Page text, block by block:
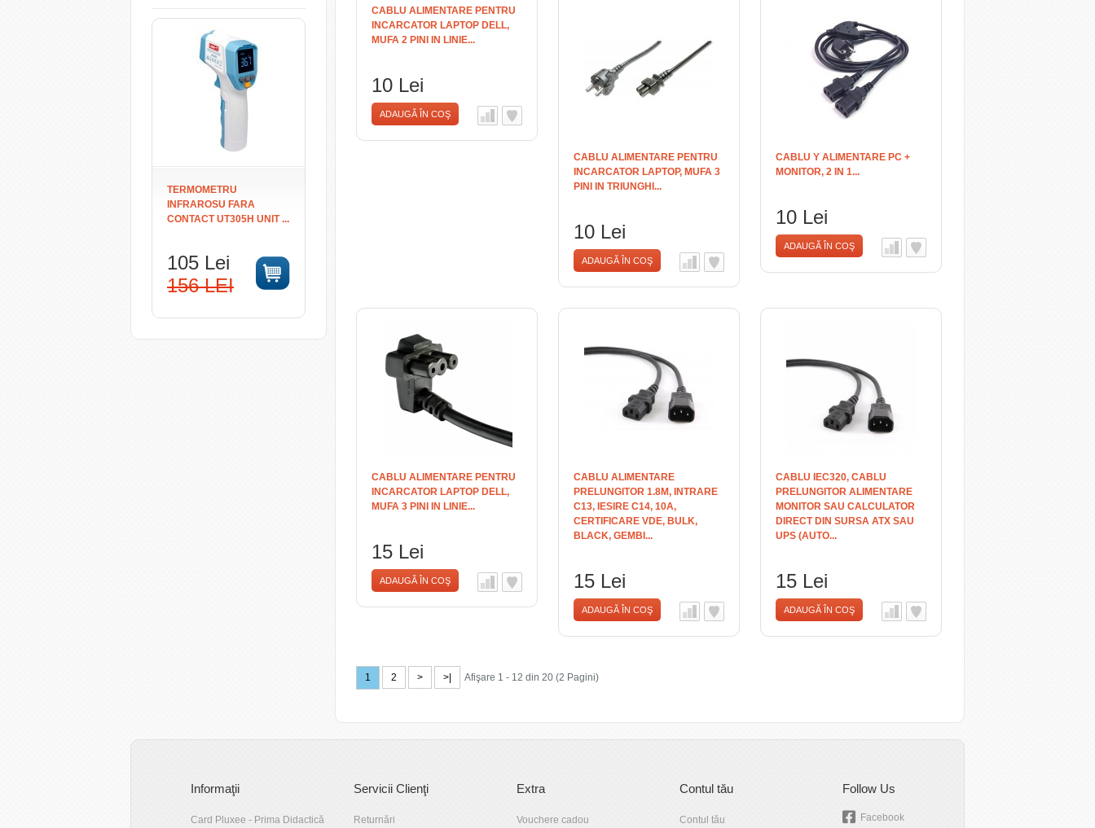
TERMOMETRU
INFRAROSU FARA
CONTACT UT305H UNIT ...
105 Lei
156 LEI
CABLU ALIMENTARE PENTRU
INCARCATOR LAPTOP DELL,
MUFA 2 PINI IN LINIE...
10 Lei
ADAUGĂ ÎN COŞ
CABLU ALIMENTARE PENTRU
INCARCATOR LAPTOP, MUFA 3
PINI IN TRIUNGHI...
10 Lei
ADAUGĂ ÎN COŞ
CABLU Y ALIMENTARE PC +
MONITOR, 2 IN 1...
10 Lei
ADAUGĂ ÎN COŞ
CABLU ALIMENTARE PENTRU
INCARCATOR LAPTOP DELL,
MUFA 3 PINI IN LINIE...
15 Lei
ADAUGĂ ÎN COŞ
CABLU ALIMENTARE
PRELUNGITOR 1.8M, INTRARE
C13, IESIRE C14, 10A,
CERTIFICARE VDE, BULK,
BLACK, GEMBI...
15 Lei
ADAUGĂ ÎN COŞ
CABLU IEC320, CABLU
PRELUNGITOR ALIMENTARE
MONITOR SAU CALCULATOR
DIRECT DIN SURSA ATX SAU
UPS (AUTO...
15 Lei
ADAUGĂ ÎN COŞ
1 2 > >| Afişare 1 - 12 din 20 (2 Pagini)
Informaţii
Card Pluxee - Prima Didactică
Servicii Clienţi
Returnări
Extra
Vouchere cadou
Contul tău
Contul tău
Follow Us
Facebook